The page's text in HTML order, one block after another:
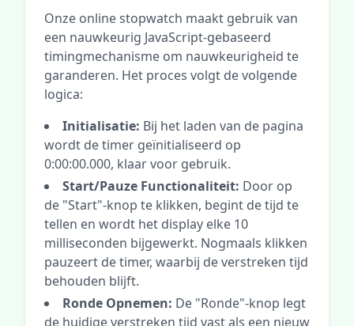
Onze online stopwatch maakt gebruik van
een nauwkeurig JavaScript-gebaseerd
timingmechanisme om nauwkeurigheid te
garanderen. Het proces volgt de volgende
logica:
Initialisatie: Bij het laden van de pagina
wordt de timer geïnitialiseerd op
0:00:00.000, klaar voor gebruik.
Start/Pauze Functionaliteit: Door op
de "Start"-knop te klikken, begint de tijd te
tellen en wordt het display elke 10
milliseconden bijgewerkt. Nogmaals klikken
pauzeert de timer, waarbij de verstreken tijd
behouden blijft.
Ronde Opnemen: De "Ronde"-knop legt
de huidige verstreken tijd vast als een nieuw